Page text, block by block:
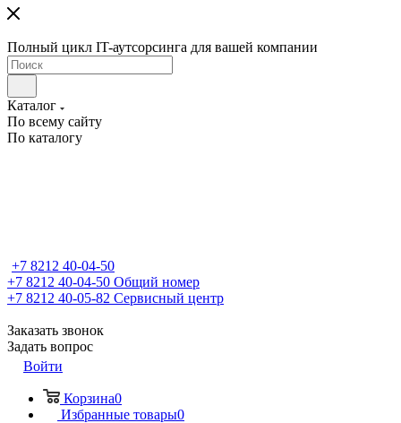
Полный цикл IT-аутсорсинга для вашей компании
Каталог
По всему сайту
По каталогу
+7 8212 40-04-50
+7 8212 40-04-50 Общий номер
+7 8212 40-05-82 Сервисный центр
Заказать звонок
Задать вопрос
Войти
Корзина0
Избранные товары0